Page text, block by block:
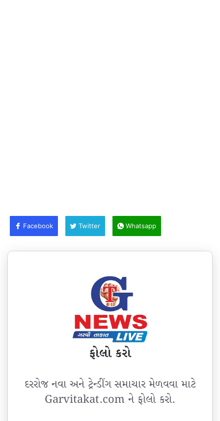
Facebook Twitter Whatsapp
ફોલો કરો
દરરોજ નવા અને ટ્રેન્ડીંગ સમાચાર મેળવવા માટે
Garvitakat.com ને ફોલો કરો.